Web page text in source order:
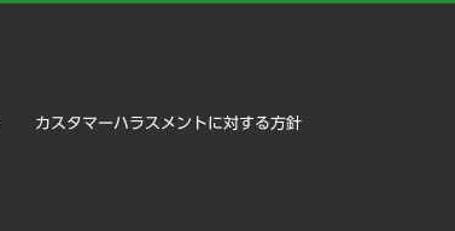
カスタマーハラスメントに対する方針